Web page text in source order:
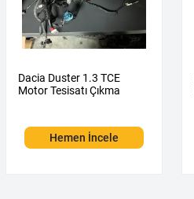
Dacia Duster 1.3 TCE
Motor Tesisatı Çıkma
Hemen İncele